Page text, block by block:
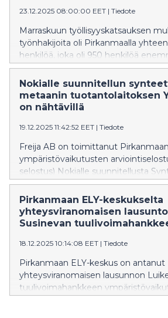
23.12.2025 08:00:00 EET | Tiedote
Marraskuun työllisyyskatsauksen
työnhakijoita oli Pirkanmaalla
henkilöä, joka oli 950 henkilöä
lokakuussa. Viime vuoden
nousua oli lähes 3 937 henkilöä.
työttömyysaste oli 12,4 prosenttia.
työpaikkoja oli marraskuussa 2 091
aikaan.
Nokialle suunnitellun
metaanin tuotantolaitoksen
on nähtävillä
19.12.2025 11:42:52 EET | Tiedote
Freija AB on toimittanut
ympäristövaikutusten
selostus) Nokialle suunnitellusta
metaanin tuotantolaitoksesta.
nähtävillä 2.2.2026 asti.
Pirkanmaan ELY-keskukselta
yhteysviranomaisen
Susinevan
18.12.2025 10:14:08 EET | Tiedote
Pirkanmaan ELY-keskus on antanut
yhteysviranomaisen lausunnon
tuulivoimahankkeen